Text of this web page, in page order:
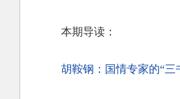
本期导读：
胡鞍钢：国情专家的“三